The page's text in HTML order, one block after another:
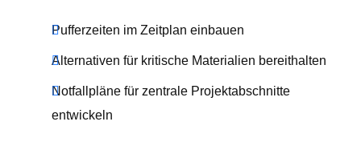
Pufferzeiten im Zeitplan einbauen
Alternativen für kritische Materialien bereithalten
Notfallpläne für zentrale Projektabschnitte
entwickeln